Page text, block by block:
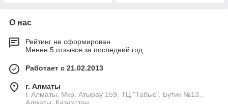
О нас
Рейтинг не сформирован
Менее 5 отзывов за последний год
Работает с 21.02.2013
г. Алматы
г. Алматы, Мкр. Атырау 159, ТЦ "Табыс", Бутик №13.,
Алматы, Казахстан